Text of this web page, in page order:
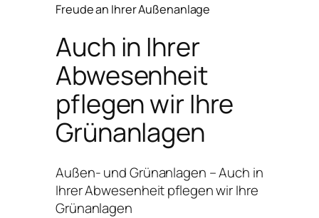
Freude an Ihrer Außenanlage
Auch in Ihrer
Abwesenheit
pflegen wir Ihre
Grünanlagen
Außen- und Grünanlagen – Auch in
Ihrer Abwesenheit pflegen wir Ihre
Grünanlagen